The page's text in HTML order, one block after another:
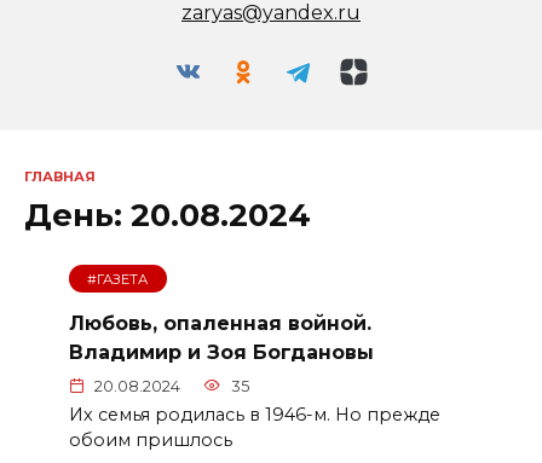
zaryas@yandex.ru
ГЛАВНАЯ
День: 20.08.2024
#ГАЗЕТА
Любовь, опаленная войной.
Владимир и Зоя Богдановы
20.08.2024 35
Их семья родилась в 1946-м. Но прежде
обоим при­шлось